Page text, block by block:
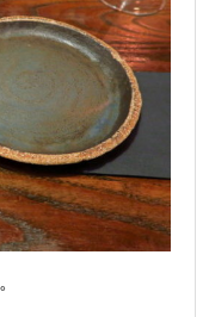
。